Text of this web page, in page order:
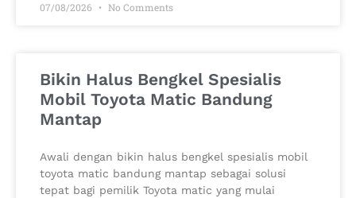
07/08/2026 No Comments
Bikin Halus Bengkel Spesialis
Mobil Toyota Matic Bandung
Mantap
Awali dengan bikin halus bengkel spesialis mobil
toyota matic bandung mantap sebagai solusi
tepat bagi pemilik Toyota matic yang mulai